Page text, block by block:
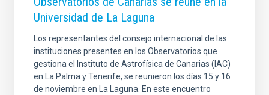
Universidad de La Laguna
Los representantes del consejo internacional de las
instituciones presentes en los Observatorios que
gestiona el Instituto de Astrofísica de Canarias (IAC)
en La Palma y Tenerife, se reunieron los días 15 y 16
de noviembre en La Laguna. En este encuentro